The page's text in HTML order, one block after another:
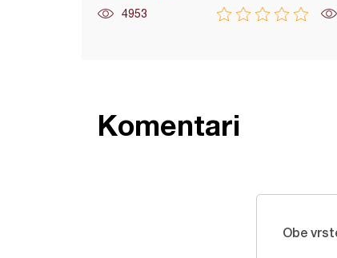
4953
Komentari
Obe